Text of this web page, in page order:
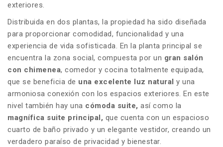
exteriores.
Distribuida en dos plantas, la propiedad ha sido diseñada
para proporcionar comodidad, funcionalidad y una
experiencia de vida sofisticada. En la planta principal se
encuentra la zona social, compuesta por un gran salón
con chimenea, comedor y cocina totalmente equipada,
que se beneficia de una excelente luz natural y una
armoniosa conexión con los espacios exteriores. En este
nivel también hay una cómoda suite, así como la
magnífica suite principal, que cuenta con un espacioso
cuarto de baño privado y un elegante vestidor, creando un
verdadero paraíso de privacidad y bienestar.